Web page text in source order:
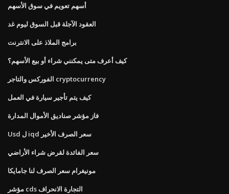
أسهم تعويم في سوق الأسهم
العقود الآجلة قبل السوق ليوم غد
برامج الملاذ على الانترنت
كيف أعرف متى يمكنني شراء أو بيع الأسهم؟
الفوركس والتاجر cryptocurrency
كيف يتم تأجير سيارة في العمل
فاز مؤشر صناديق الأموال المدارة
Usd ل iqd سعر الصرف الأخير
سعر الفائدة لقرض شراء الأراضي
مونيغرام سعر الصرف لنا جامايكا
مؤشر cds التجارة الانحراف